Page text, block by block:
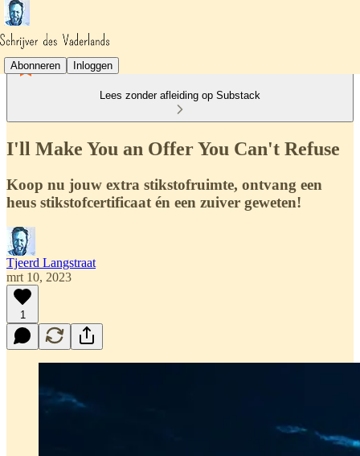
Abonneren Inloggen
Lees zonder afleiding op Substack
I'll Make You an Offer You Can't Refuse
Koop nu jouw extra stikstofruimte, ontvang een
heus stikstofcertificaat én een zuiver geweten!
Tjeerd Langstraat
mrt 10, 2023
1